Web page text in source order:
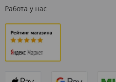
Работа у нас